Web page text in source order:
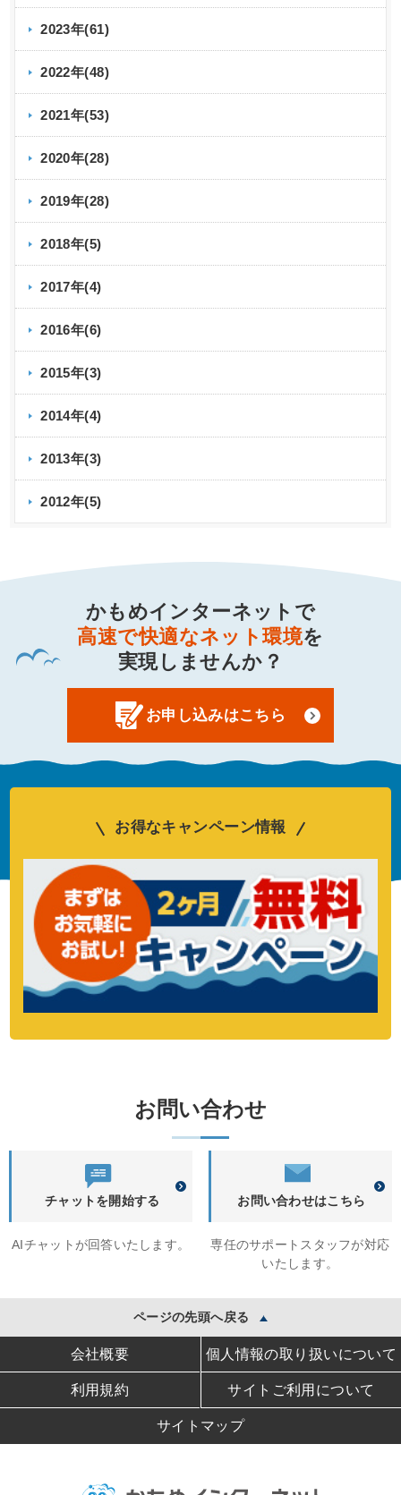
2023年(61)
2022年(48)
2021年(53)
2020年(28)
2019年(28)
2018年(5)
2017年(4)
2016年(6)
2015年(3)
2014年(4)
2013年(3)
2012年(5)
かもめインターネットで
高速で快適なネット環境を
実現しませんか？
お申し込みはこちら
お得なキャンペーン情報
お問い合わせ
チャットを開始する
AIチャットが回答いたします。
お問い合わせはこちら
専任のサポートスタッフが対応
いたします。
ページの先頭へ戻る
会社概要 個人情報の取り扱いについて
利用規約 サイトご利用について
サイトマップ